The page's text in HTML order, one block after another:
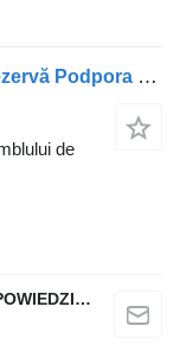
Altă componentă a ansamblului de rezervă Podpora bezpieczeństwa 230740 pentru semiremorcă Haacon
de
ALUPART SPÓŁKA Z OGRANICZONĄ ODPOWIEDZIALNOŚCIĄ